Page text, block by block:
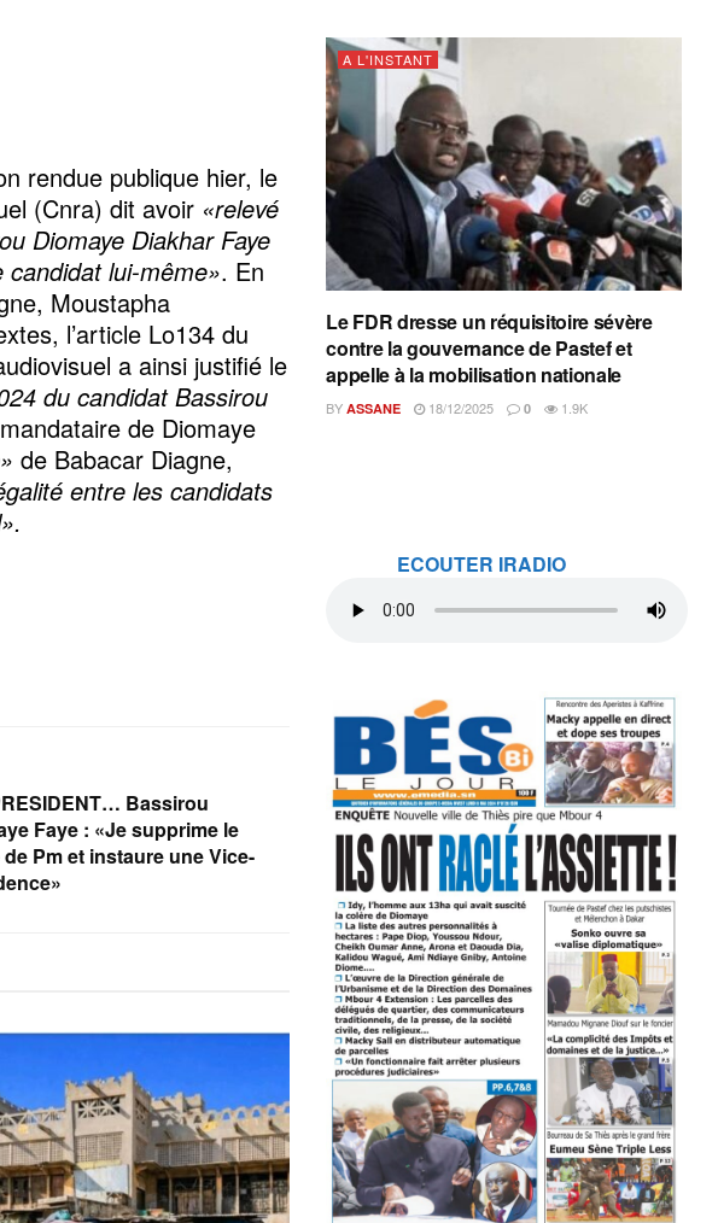
rendue publique hier, le
(Cnra) dit avoir «relevé
Diomaye Diakhar Faye
lui-même». En
Moustapha
l’article Lo134 du
a ainsi justifié le
du candidat Bassirou
de Diomaye
de Babacar Diagne,
entre les candidats
Bassirou
Faye : «Je supprime le
Pm et instaure une Vice-
A L'INSTANT
Le FDR dresse un réquisitoire sévère
contre la gouvernance de Pastef et
appelle à la mobilisation nationale
BY ASSANE 18/12/2025 0 1.9K
ECOUTER IRADIO